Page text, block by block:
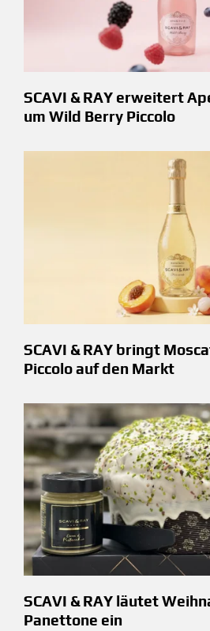
SCAVI & RAY erweitert
um Wild Berry Piccolo
SCAVI & RAY bringt
Piccolo auf den Markt
SCAVI & RAY läutet
Panettone ein